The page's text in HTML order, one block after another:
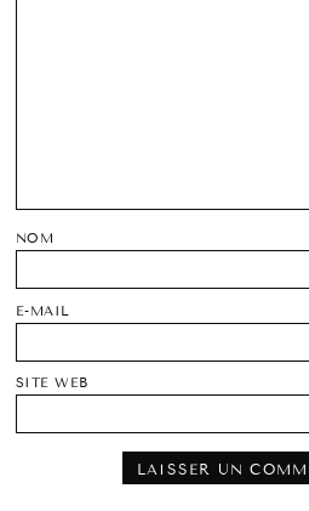
NOM
E-MAIL
SITE WEB